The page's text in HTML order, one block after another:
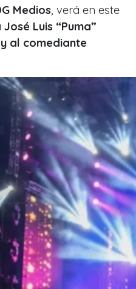
Medios, verá en este
José Luis “Puma”
al comediante